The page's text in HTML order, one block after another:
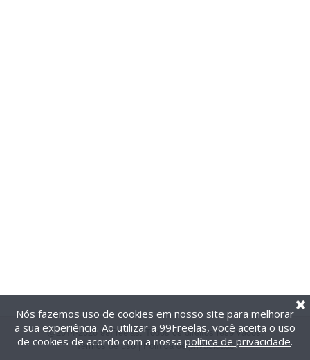
@2014-2026 99Freelas. Todos os direitos reservados.
Termos de uso| Política de privacidade
Nós fazemos uso de cookies em nosso site para melhorar
a sua experiência. Ao utilizar a 99Freelas, você aceita o uso
de cookies de acordo com a nossa política de privacidade.